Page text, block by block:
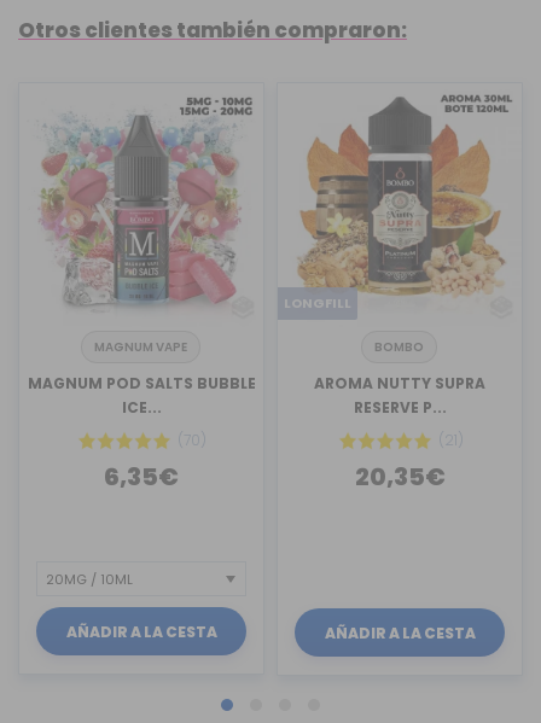
Otros clientes también compraron:
MAGNUM VAPE
MAGNUM POD SALTS BUBBLE
ICE...
(70)
6,35€
AÑADIR A LA CESTA
LONGFILL
BOMBO
AROMA NUTTY SUPRA
RESERVE P...
(21)
20,35€
AÑADIR A LA CESTA